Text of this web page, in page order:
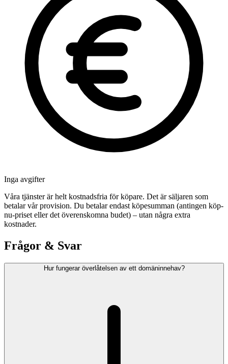
Inga avgifter
Våra tjänster är helt kostnadsfria för köpare. Det är säljaren som
betalar vår provision. Du betalar endast köpesumman (antingen köp-
nu-priset eller det överenskomna budet) – utan några extra
kostnader.
Frågor & Svar
Hur fungerar överlåtelsen av ett domäninnehav?